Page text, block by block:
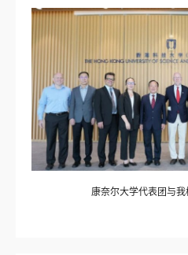
康奈尔大学代表团与